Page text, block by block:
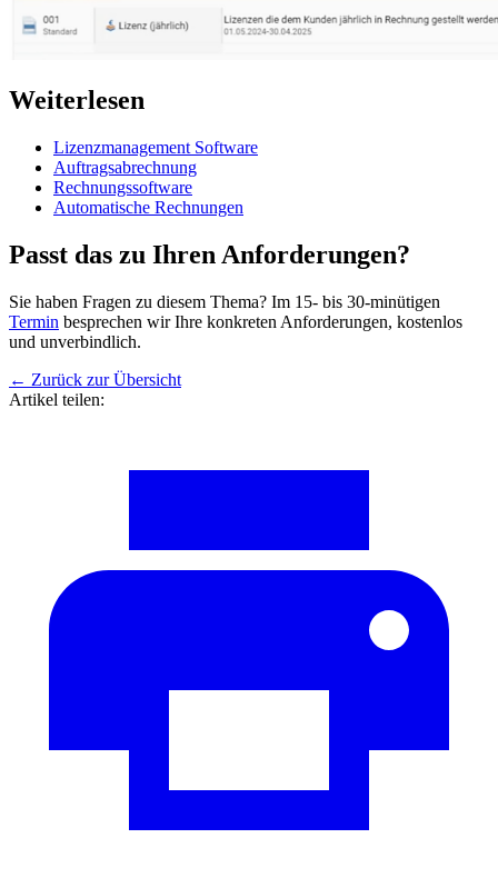
Weiterlesen
Lizenzmanagement Software
Auftragsabrechnung
Rechnungssoftware
Automatische Rechnungen
Passt das zu Ihren Anforderungen?
Sie haben Fragen zu diesem Thema? Im 15- bis 30-minütigen
Termin besprechen wir Ihre konkreten Anforderungen, kostenlos
und unverbindlich.
← Zurück zur Übersicht
Artikel teilen: